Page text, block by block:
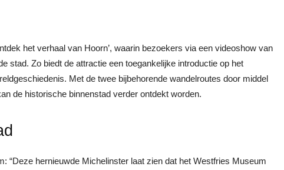
het verhaal van Hoorn’, waarin bezoekers via een videoshow van
stad. Zo biedt de attractie een toegankelijke introductie op het
Met de twee bijbehorende wandelroutes door middel
de historische binnenstad verder ontdekt worden.
“Deze hernieuwde Michelinster laat zien dat het Westfries Museum